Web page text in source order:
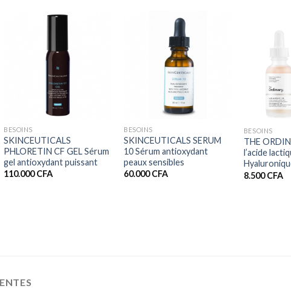
BESOINS
SKINCEUTICALS
PHLORETIN CF GEL Sérum
gel antioxydant puissant
110.000CFA
BESOINS
SKINCEUTICALS SERUM
10 Sérum antioxydant
peaux sensibles
60.000CFA
BESOINS
THE
l’acide
8.500CFA